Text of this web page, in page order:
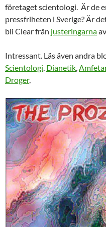
företaget scientologi. Är de
pressfriheten i Sverige? Är
bli Clear från justeringarna
Intressant. Läs även andra
Scientologi Dianetik
Droger,